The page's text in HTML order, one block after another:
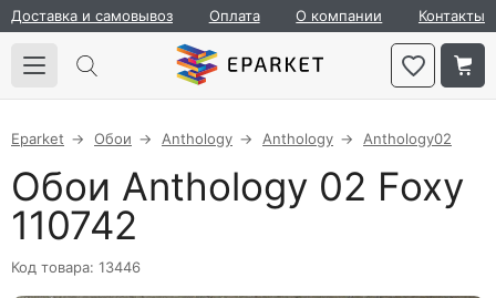
Доставка и самовывоз Оплата О компании Контакты
Eparket Обои Anthology Anthology Anthology02
Обои Anthology 02 Foxy
110742
Код товара: 13446